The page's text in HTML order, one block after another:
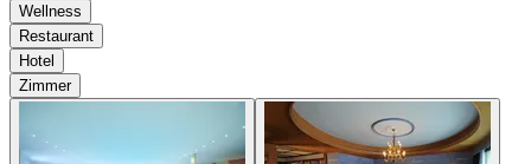
Wellness
Restaurant
Hotel
Zimmer